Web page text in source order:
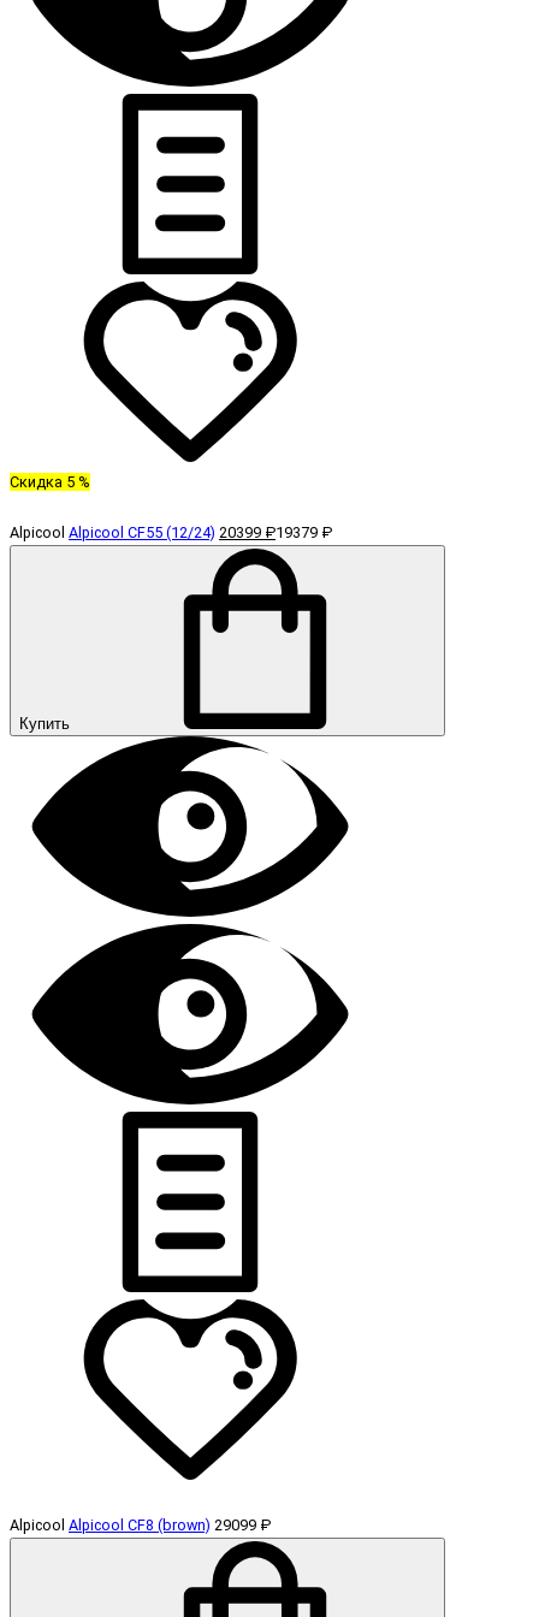
Скидка 5 %
Alpicool Alpicool CF55 (12/24) 20399 ₽19379 ₽
Купить
Alpicool Alpicool CF8 (brown) 29099 ₽